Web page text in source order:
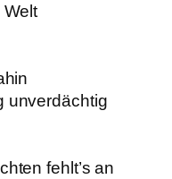
unverdächtig
fehlt’s an